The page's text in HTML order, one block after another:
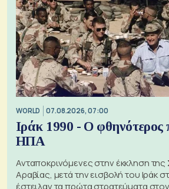
WORLD 07.08.2026, 07:00
Ιράκ 1990 - Ο φθηνότερος
ΗΠΑ
Ανταποκρινόμενες στην έκκληση
Αραβίας, μετά την εισβολή του Ιράκ
έστειλαν τα πρώτα στρατεύματα